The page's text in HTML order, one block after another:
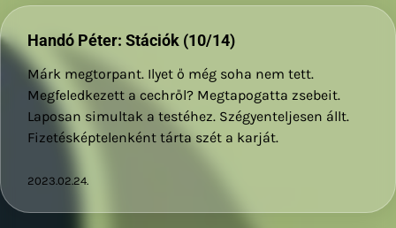
Handó Péter: Stációk (10/14)
Márk megtorpant. Ilyet ő még soha nem tett.
Megfeledkezett a cechről? Megtapogatta zsebeit.
Laposan simultak a testéhez. Szégyenteljesen állt.
Fizetésképtelenként tárta szét a karját.
2023.02.24.